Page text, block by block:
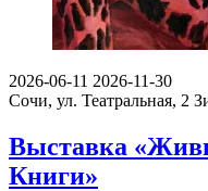
2026-06-11 2026-11-30
Сочи, ул. Театральная, 2
Выставка
Книги»